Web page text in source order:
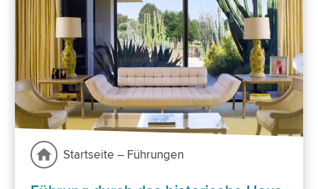
Startseite – Führungen